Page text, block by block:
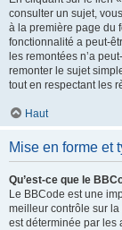
consulter un sujet,
à la première page du
fonctionnalité a peut-
les remontées n’a
remonter le sujet
tout en respectant les
Haut
Mise en forme et
Qu’est-ce que le
Le BBCode est une
meilleur contrôle sur la
est déterminée par les